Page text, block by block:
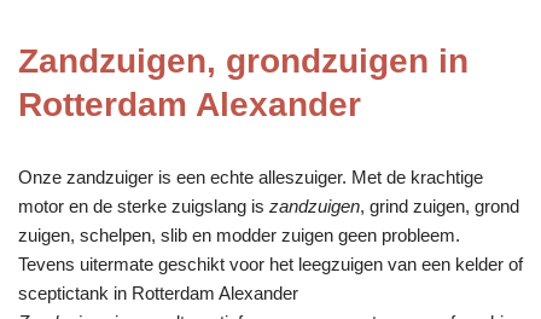
Zandzuigen, grondzuigen in
Rotterdam Alexander
Onze zandzuiger is een echte alleszuiger. Met de krachtige
motor en de sterke zuigslang is zandzuigen, grind zuigen, grond
zuigen, schelpen, slib en modder zuigen geen probleem.
Tevens uitermate geschikt voor het leegzuigen van een kelder of
sceptictank in Rotterdam Alexander